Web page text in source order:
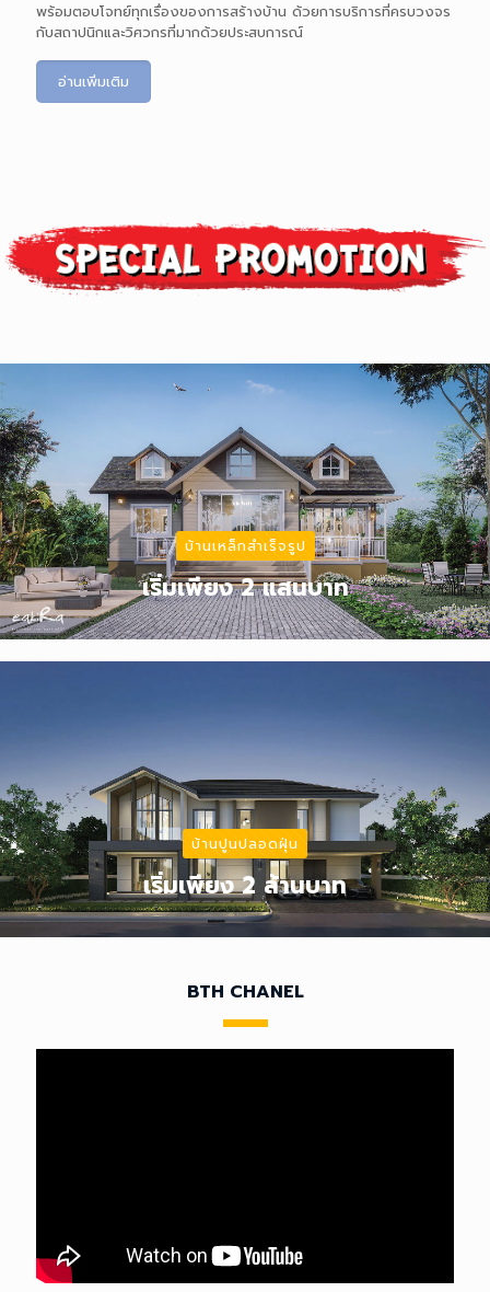
บริษัทบ้านไทยโฮม โกลด์รับสร้างบ้านตั้งแต่บ้านจัดสรร อาคาร
พาณิชย์ คอนโด หอพัก ด้วยระบบหล่อในที่ เสา-คาน ผนังก่ออิฐ ยัน
บ้านน็อคดาวน์ระบบโครงสร้างเหล็ก เราได้รับการยอมรับทั้งในและต่าง
ประเทศ
อ่านเพิ่มเติม
พร้อมตอบโจทย์ทุกเรื่องของการสร้างบ้าน ด้วยการบริการที่ครบวงจร
กับสถาปนิกและวิศวกรที่มากด้วยประสบการณ์
อ่านเพิ่มเติม
บ้านเหล็กสำเร็จรูป
เริ่มเพียง 2 แสนบาท
บ้านปูนปลอดฝุ่น
เริ่มเพียง 2 ล้านบาท
BTH CHANEL